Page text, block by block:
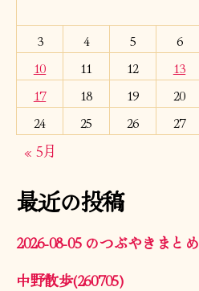
3
4 5 6
10
11 12 13
17
18 19 20
24
25 26 27
« 5月
最近の投稿
2026-08-05 のつぶやきまとめ
中野散歩(260705)